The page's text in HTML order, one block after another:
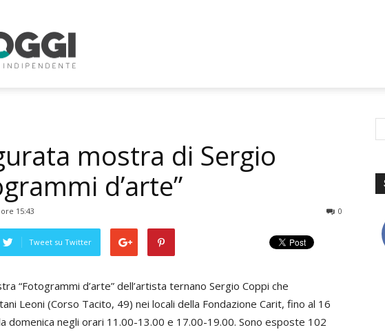
mostra di Sergio
d’arte”
15:43 0
Tweet su Twitter
“Fotogrammi d’arte” dell’artista ternano Sergio Coppi che
Leoni (Corso Tacito, 49) nei locali della Fondazione Carit, fino al 16
domenica negli orari 11.00-13.00 e 17.00-19.00. Sono esposte 102